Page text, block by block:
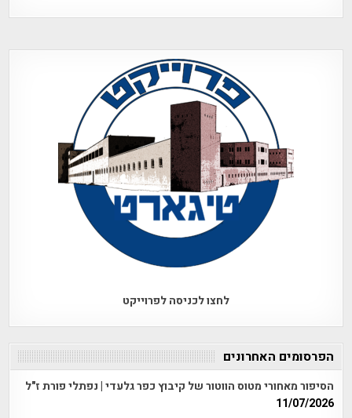
לחצו לכניסה לפרוייקט
הפרסומים האחרונים
הסיפור מאחורי מטוס הווטור של קיבוץ כפר גלעדי | נפתלי פורת ז"ל
11/07/2026